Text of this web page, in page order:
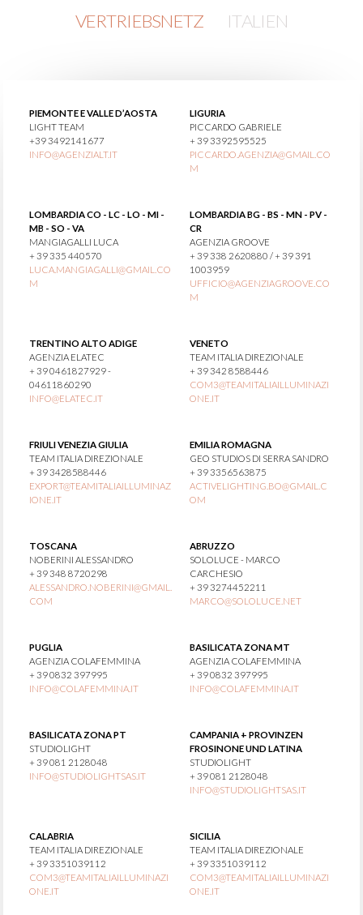
VERTRIEBSNETZ ITALIEN
PIEMONTE E VALLE D’AOSTA
LIGHT TEAM
+39 3492141677
INFO@AGENZIALT.IT
LIGURIA
PICCARDO GABRIELE
+ 39 3392595525
PICCARDO.AGENZIA@GMAIL.CO
M
LOMBARDIA CO - LC - LO - MI -
MB - SO - VA
MANGIAGALLI LUCA
+ 39 335 440570
LUCA.MANGIAGALLI@GMAIL.CO
M
LOMBARDIA BG - BS - MN - PV -
CR
AGENZIA GROOVE
+ 39 338 2620880 / + 39 391
1003959
UFFICIO@AGENZIAGROOVE.CO
M
TRENTINO ALTO ADIGE
AGENZIA ELATEC
+ 39 0461827929 -
04611860290
INFO@ELATEC.IT
VENETO
TEAM ITALIA DIREZIONALE
+ 39 342 8588446
COM3@TEAMITALIAILLUMINAZI
ONE.IT
FRIULI VENEZIA GIULIA
TEAM ITALIA DIREZIONALE
+ 39 3428588446
EXPORT@TEAMITALIAILLUMINAZ
IONE.IT
EMILIA ROMAGNA
GEO STUDIOS DI SERRA SANDRO
+ 39 3356563875
ACTIVELIGHTING.BO@GMAIL.C
OM
TOSCANA
NOBERINI ALESSANDRO
+ 39 348 8720298
ALESSANDRO.NOBERINI@GMAIL.
COM
ABRUZZO
SOLOLUCE - MARCO
CARCHESIO
+ 39 3274452211
MARCO@SOLOLUCE.NET
PUGLIA
AGENZIA COLAFEMMINA
+ 39 0832 397995
INFO@COLAFEMMINA.IT
BASILICATA ZONA MT
AGENZIA COLAFEMMINA
+ 39 0832 397995
INFO@COLAFEMMINA.IT
BASILICATA ZONA PT
STUDIOLIGHT
+ 39 081 2128048
INFO@STUDIOLIGHTSAS.IT
CAMPANIA + PROVINZEN
FROSINONE UND LATINA
STUDIOLIGHT
+ 39 081 2128048
INFO@STUDIOLIGHTSAS.IT
CALABRIA
TEAM ITALIA DIREZIONALE
+ 39 3351039112
COM3@TEAMITALIAILLUMINAZI
ONE.IT
SICILIA
TEAM ITALIA DIREZIONALE
+ 39 3351039112
COM3@TEAMITALIAILLUMINAZI
ONE.IT